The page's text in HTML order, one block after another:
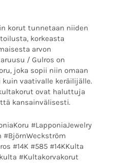
korut tunnetaan niiden
korkeasta
arvon
/ Gulros on
joka sopii niin omaan
vaativalle keräilijälle.
ovat haluttuja
kansainvälisesti.
#LapponiaJewelry
#BjörnWeckström
#14K #585 #14KKulta
#Kultakorvakorut